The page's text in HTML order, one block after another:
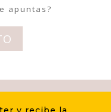
apuntas?
los